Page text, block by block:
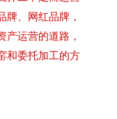
牌、网红品牌，
产运营的道路，
和委托加工的方